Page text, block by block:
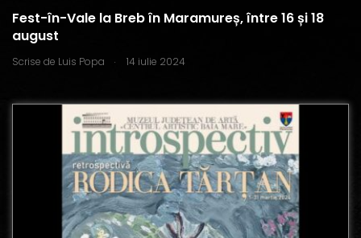
Fest-în-Vale la Breb în Maramureș, între 16 și 18
august
Scrise de Luis Popa . 14 iulie 2024